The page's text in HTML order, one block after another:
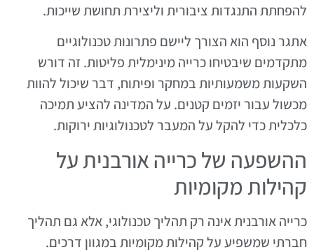
להפחתת התנגדות ציבורית וליצירת תחושת שייכות.
אתגר נוסף הוא הצורך ליישם פתרונות טכנולוגיים
מתקדמים שיבטיחו כרייה מינימלית פליטות. זה דורש
השקעות משמעותיות במחקר ופיתוח, דבר שיכול להוות
מכשול עבור יזמים קטנים. על המדינה להציע תמיכה
כלכלית כדי להקל על המעבר לטכנולוגיות ירוקות.
ההשפעה של כרייה אורבנית על
קהילות מקומיות
כרייה אורבנית אינה רק תהליך טכנולוגי, אלא גם תהליך
חברתי שמשפיע על קהילות מקומיות במגוון דרכים.